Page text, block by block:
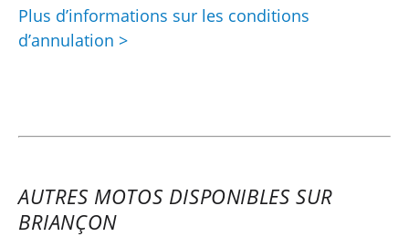
Plus d’informations sur les conditions
d’annulation >
AUTRES MOTOS DISPONIBLES SUR
BRIANÇON